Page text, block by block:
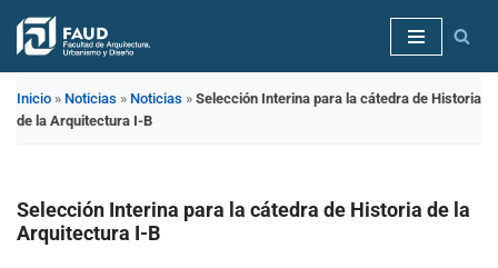
Saltar
contenido
Inicio » Noticias » Noticias » Selección Interina para la cátedra de Historia
de la Arquitectura I-B
Selección Interina para la cátedra de Historia de la
Arquitectura I-B